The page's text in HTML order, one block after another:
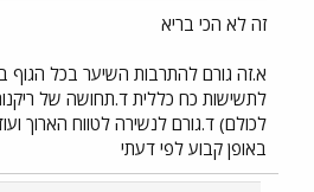
זה לא הכי בריא
א.זה גורם להתרבות השיער בכל הגוף
לתשישות כח כללית ד.תחושה של
לכולם) ד.גורם לנשירה לטווח הארוך
באופן קבוע לפי דעתי